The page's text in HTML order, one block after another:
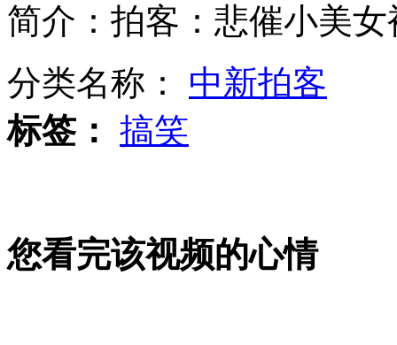
两男子“比武”菜市街 赤背PK棍棒
狠心父卖掉亲生儿 所得3万挥霍一空
简介：拍客：悲催小美
分类名称： 中新拍客
标签： 搞笑
您看完该视频的心情